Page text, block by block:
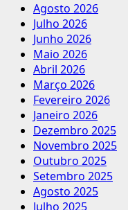
Agosto 2026
Julho 2026
Junho 2026
Maio 2026
Abril 2026
Março 2026
Fevereiro 2026
Janeiro 2026
Dezembro 2025
Novembro 2025
Outubro 2025
Setembro 2025
Agosto 2025
Julho 2025